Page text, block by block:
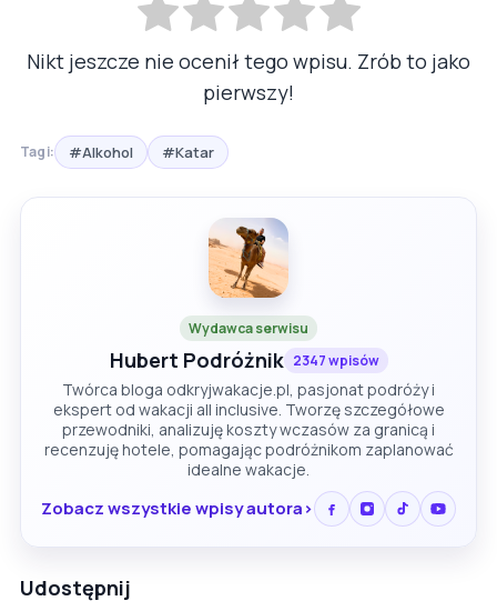
Nikt jeszcze nie ocenił tego wpisu. Zrób to jako
pierwszy!
Tagi: #Alkohol #Katar
Wydawca serwisu
Hubert Podróżnik 2347 wpisów
Twórca bloga odkryjwakacje.pl, pasjonat podróży i
ekspert od wakacji all inclusive. Tworzę szczegółowe
przewodniki, analizuję koszty wczasów za granicą i
recenzuję hotele, pomagając podróżnikom zaplanować
idealne wakacje.
Zobacz wszystkie wpisy autora
Udostępnij